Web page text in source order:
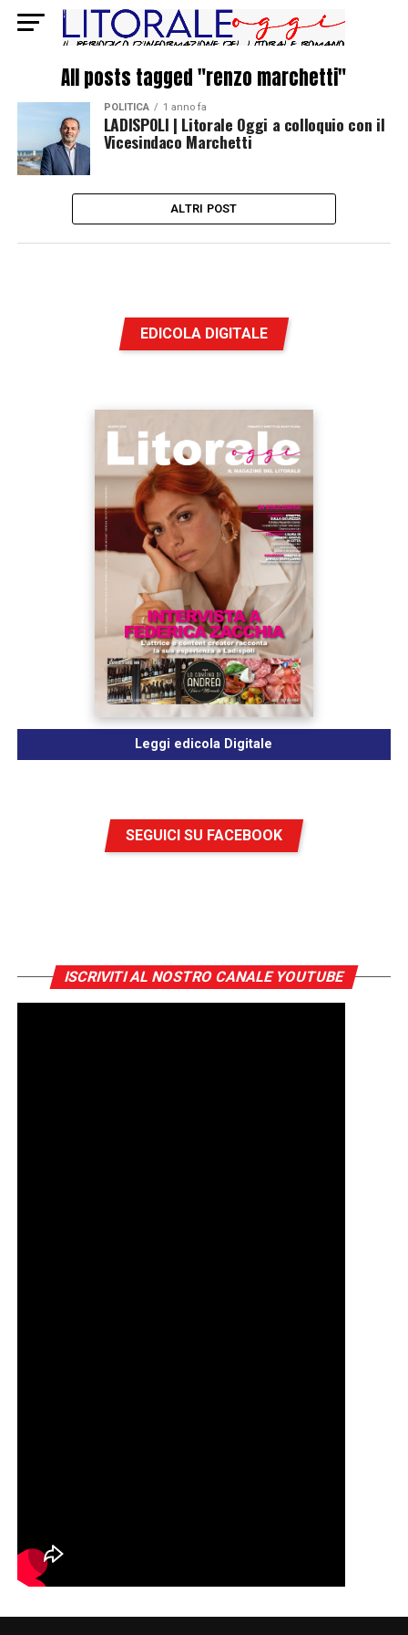
All posts tagged "renzo marchetti"
POLITICA 1 anno fa
LADISPOLI | Litorale Oggi a colloquio con il
Vicesindaco Marchetti
ALTRI POST
EDICOLA DIGITALE
Leggi edicola Digitale
SEGUICI SU FACEBOOK
ISCRIVITI AL NOSTRO CANALE YOUTUBE